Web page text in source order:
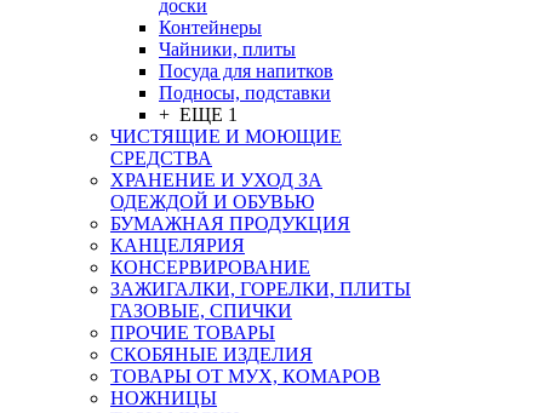
доски
Контейнеры
Чайники, плиты
Посуда для напитков
Подносы, подставки
+ ЕЩЕ 1
ЧИСТЯЩИЕ И МОЮЩИЕ
СРЕДСТВА
ХРАНЕНИЕ И УХОД ЗА
ОДЕЖДОЙ И ОБУВЬЮ
БУМАЖНАЯ ПРОДУКЦИЯ
КАНЦЕЛЯРИЯ
КОНСЕРВИРОВАНИЕ
ЗАЖИГАЛКИ, ГОРЕЛКИ, ПЛИТЫ
ГАЗОВЫЕ, СПИЧКИ
ПРОЧИЕ ТОВАРЫ
СКОБЯНЫЕ ИЗДЕЛИЯ
ТОВАРЫ ОТ МУХ, КОМАРОВ
НОЖНИЦЫ